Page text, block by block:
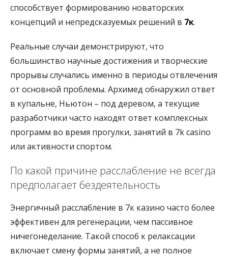
способствует формированию новаторских
концепций и непредсказуемых решений в 7к.
Реальные случаи демонстрируют, что
большинство научные достижения и творческие
прорывы случались именно в периоды отвлечения
от основной проблемы. Архимед обнаружил ответ
в купальне, Ньютон – под деревом, а текущие
разработчики часто находят ответ комплексных
программ во время прогулки, занятий в 7k casino
или активности спортом.
По какой причине расслабление не всегда
предполагает бездеятельность
Энергичный расслабление в 7к казино часто более
эффективен для регенерации, чем пассивное
ничегонеделание. Такой способ к релаксации
включает смену формы занятий, а не полное